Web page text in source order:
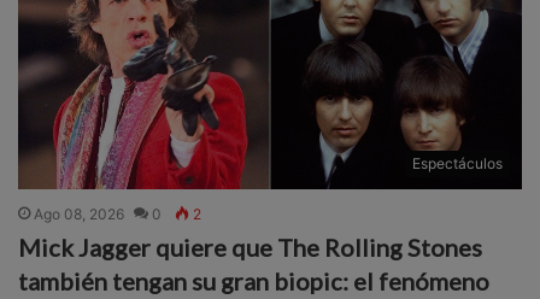
Espectáculos
Ago 08, 2026 0 2
Mick Jagger quiere que The Rolling Stones
también tengan su gran biopic: el fenómeno